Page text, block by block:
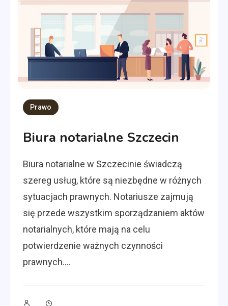
Prawo
Biura notarialne Szczecin
Biura notarialne w Szczecinie świadczą
szereg usług, które są niezbędne w różnych
sytuacjach prawnych. Notariusze zajmują
się przede wszystkim sporządzaniem aktów
notarialnych, które mają na celu
potwierdzenie ważnych czynności
prawnych.…